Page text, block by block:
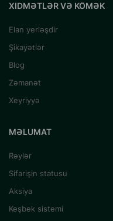
XIDMƏTLƏR VƏ KÖMƏK
Elan yerləşdir
Şikayətlər
Blog
Zəmanət
Xeyriyyə
MƏLUMAT
Rəylər
Sifarişin statusu
Aksiya
Keşbek sistemi